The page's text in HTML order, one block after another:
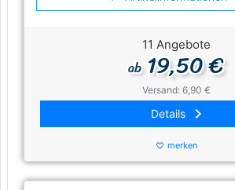
11 Angebote
ab19,50 €
Versand: 6,90 €
Details keyboard_arrow_right
favorite_border merken